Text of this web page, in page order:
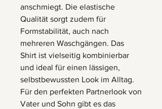
anschmiegt. Die elastische
Qualität sorgt zudem für
Formstabilität, auch nach
mehreren Waschgängen. Das
Shirt ist vielseitig kombinierbar
und ideal für einen lässigen,
selbstbewussten Look im Alltag.
Für den perfekten Partnerlook von
Vater und Sohn gibt es das